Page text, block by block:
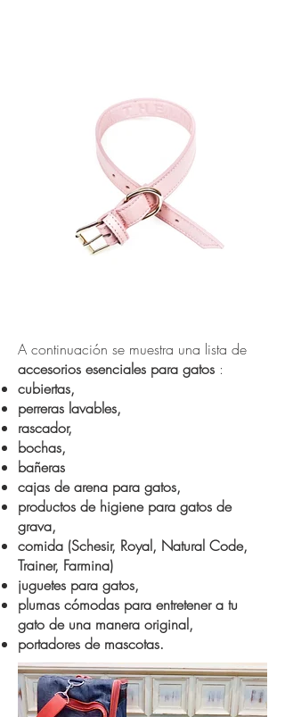
A continuación se muestra una lista de
accesorios esenciales para gatos :
cubiertas,
perreras lavables,
rascador,
bochas,
bañeras
cajas de arena para gatos,
productos de higiene para gatos de
grava,
comida (Schesir, Royal, Natural Code,
Trainer, Farmina)
juguetes para gatos,
plumas cómodas para entretener a tu
gato de una manera original,
portadores de mascotas.